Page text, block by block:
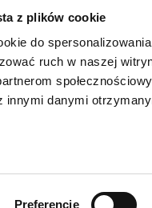
z plików cookie
do
ruch w naszej
innymi danymi
Preferencje
dok@mdmnt.com
43-346 Bielsko-Biała,